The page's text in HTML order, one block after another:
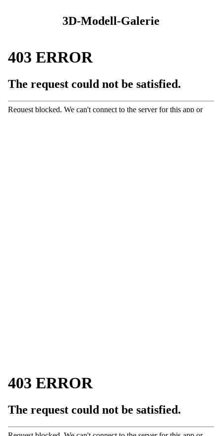
3D-Modell-Galerie